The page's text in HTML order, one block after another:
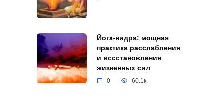
Йога-нидра: мощная
практика расслабления
и восстановления
жизненных сил
0 60.1к.